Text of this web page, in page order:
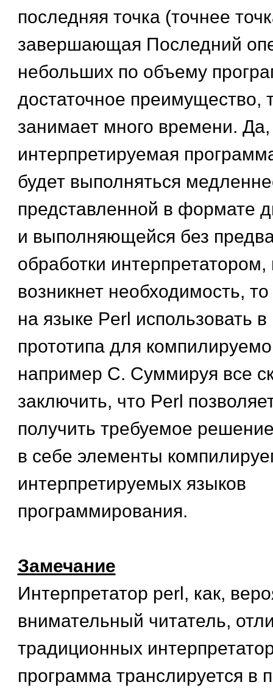
последняя точка (точнее
завершающая Последний
небольших по объему
достаточное преимущество,
занимает много времени. Да,
интерпретируемая
будет выполняться
представленной в формате
и выполняющейся без
обработки
возникнет необходимость,
на языке Perl использовать в
прототипа для
например С. Суммируя все
заключить, что Perl
получить требуемое
в себе элементы
интерпретируемых языков
программирования.
Замечание
Интерпретатор perl, как,
внимательный читатель,
традиционных
программа транслируется в